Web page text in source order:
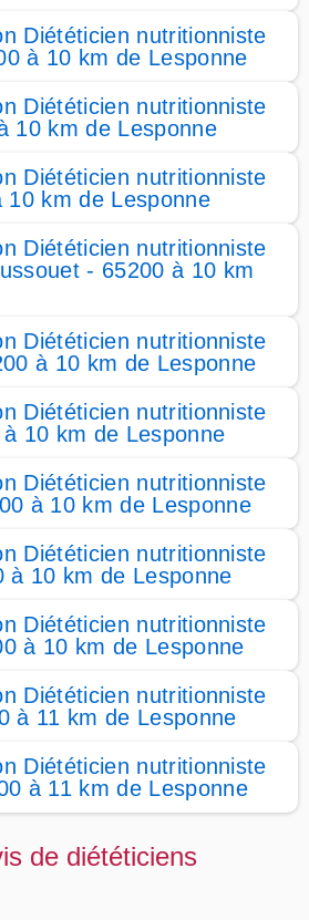
Diététicien nutritionniste
à 10 km de Lesponne
Diététicien nutritionniste
10 km de Lesponne
Diététicien nutritionniste
10 km de Lesponne
Diététicien nutritionniste
- 65200 à 10 km
Diététicien nutritionniste
à 10 km de Lesponne
Diététicien nutritionniste
10 km de Lesponne
Diététicien nutritionniste
à 10 km de Lesponne
Diététicien nutritionniste
à 10 km de Lesponne
Diététicien nutritionniste
à 10 km de Lesponne
Diététicien nutritionniste
à 11 km de Lesponne
Diététicien nutritionniste
à 11 km de Lesponne
de diététiciens